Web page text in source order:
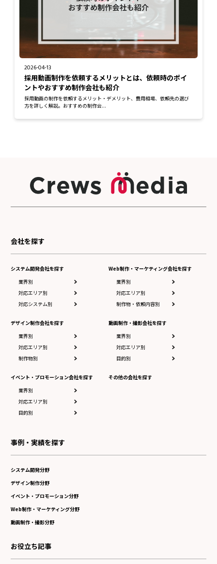
2026-04-13
採用動画制作を依頼するメリットとは、依頼時のポイ
ントやおすすめ制作会社も紹介
採用動画の制作を依頼するメリット・デメリット、費用相場、依頼先の選び
方を詳しく解説。おすすめの制作会...
会社を探す
システム開発会社を探す
業界別
対応エリア別
対応システム別
デザイン制作会社を探す
業界別
対応エリア別
制作物別
イベント・プロモーション会社を探す
業界別
対応エリア別
目的別
Web制作・マーケティング会社を探す
業界別
対応エリア別
制作物・依頼内容別
動画制作・撮影会社を探す
業界別
対応エリア別
目的別
その他の会社を探す
事例・実績を探す
システム開発分野
デザイン制作分野
イベント・プロモーション分野
Web制作・マーケティング分野
動画制作・撮影分野
お役立ち記事